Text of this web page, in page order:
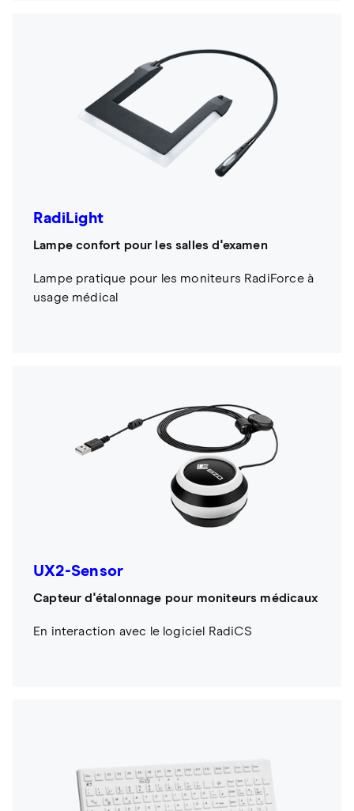
RadiLight
Lampe confort pour les salles d'examen
Lampe pratique pour les moniteurs RadiForce à
usage médical
UX2-Sensor
Capteur d'étalonnage pour moniteurs médicaux
En interaction avec le logiciel RadiCS